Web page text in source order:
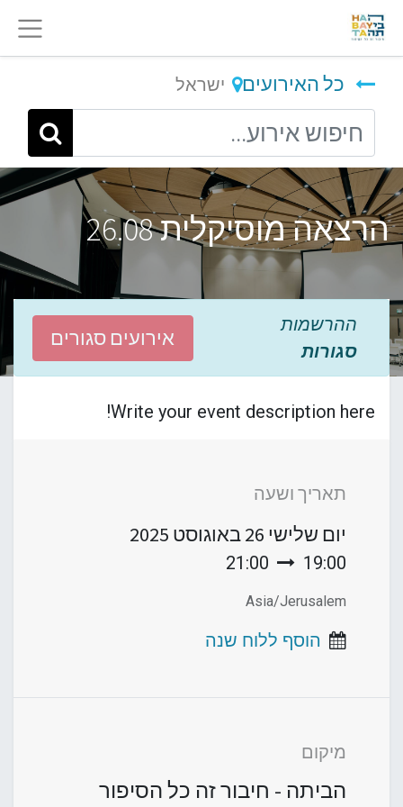
כל האירועים ישראל
הרצאה מוסיקלית 26.08
ההרשמות
סגורות
אירועים סגורים
Write your event description here!
תאריך ושעה
יום שלישי 26 באוגוסט 2025
19:00
21:00
Asia/Jerusalem
הוסף ללוח שנה
מיקום
הביתה - חיבור זה כל הסיפור